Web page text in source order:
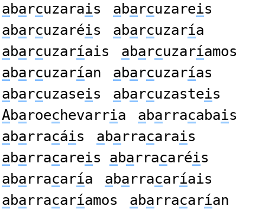
abarcuzarais abarcuzareis
abarcuzaréis abarcuzaría
abarcuzaríais abarcuzaríamos
abarcuzarían abarcuzarías
abarcuzaseis abarcuzasteis
Abaroechevarria abarracabais
abarracáis abarracarais
abarracareis abarracaréis
abarracaría abarracaríais
abarracaríamos abarracarían